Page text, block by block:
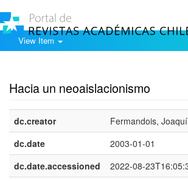
View Item
Hacia un neoaislacionismo
dc.creator
Fermandois,
dc.date
2003-01-01
dc.date.accessioned
2022-08-